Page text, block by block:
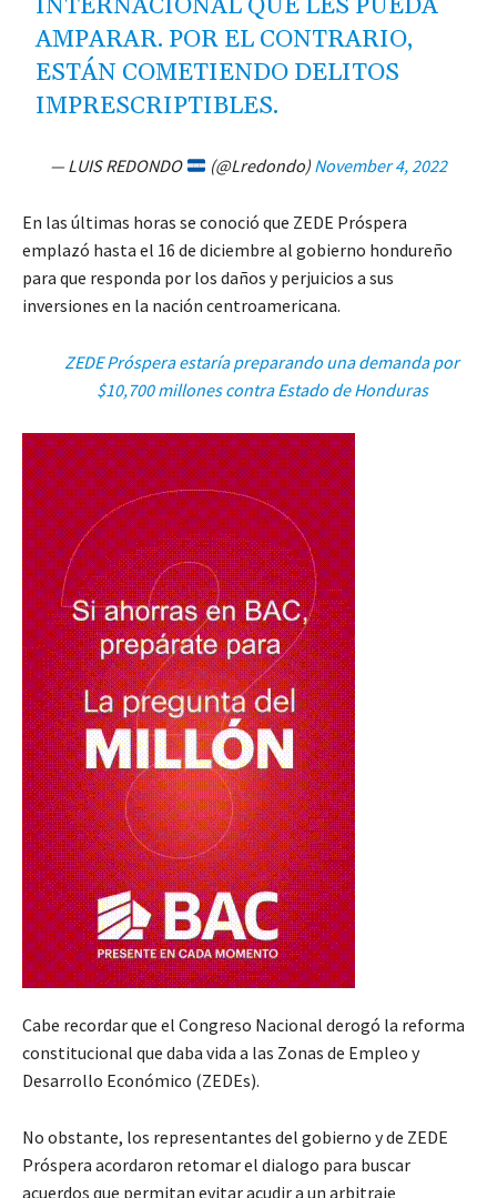
INTERNACIONAL QUE LES PUEDA
AMPARAR. POR EL CONTRARIO,
ESTÁN COMETIENDO DELITOS
IMPRESCRIPTIBLES.
— LUIS REDONDO (@Lredondo) November 4, 2022
En las últimas horas se conoció que ZEDE Próspera
emplazó hasta el 16 de diciembre al gobierno hondureño
para que responda por los daños y perjuicios a sus
inversiones en la nación centroamericana.
ZEDE Próspera estaría preparando una demanda por
$10,700 millones contra Estado de Honduras
Cabe recordar que el Congreso Nacional derogó la reforma
constitucional que daba vida a las Zonas de Empleo y
Desarrollo Económico (ZEDEs).
No obstante, los representantes del gobierno y de ZEDE
Próspera acordaron retomar el dialogo para buscar
acuerdos que permitan evitar acudir a un arbitraje